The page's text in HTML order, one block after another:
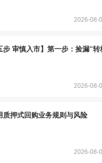
2026-08-
2026-08-
押式回购业务规则与风险
2026-08-